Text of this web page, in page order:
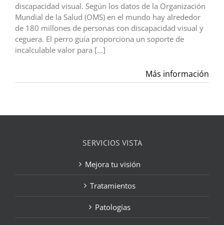
discapacidad visual. Según los datos de la Organización
Mundial de la Salud (OMS) en el mundo hay alrededor
de 180 millones de personas con discapacidad visual y
ceguera. El perro guía proporciona un soporte de
incalculable valor para [...]
Más información
SERVICIOS VISTA
Mejora tu visión
Tratamientos
Patologías